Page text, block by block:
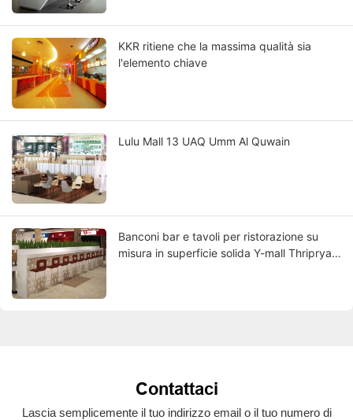
KKR ritiene che la massima qualità sia
l'elemento chiave
Lulu Mall 13 UAQ Umm Al Quwain
Banconi bar e tavoli per ristorazione su
misura in superficie solida Y-mall Thripryar
Contattaci
Lascia semplicemente il tuo indirizzo email o il tuo numero di